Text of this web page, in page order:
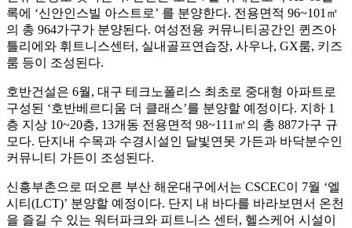
록에 ‘신안인스빌 아스트로’ 를 분양한다. 전용면적 96~101㎡
의 총 964가구가 분양된다. 여성전용 커뮤니티공간인 퀸즈아
틀리에와 휘트니스센터, 실내골프연습장, 사우나, GX룸, 키즈
룸 등이 조성된다.
호반건설은 6월, 대구 테크노폴리스 최초로 중대형 아파트로
구성된 ‘호반베르디움 더 클래스’를 분양할 예정이다. 지하 1
층 지상 10~20층, 13개동 전용면적 98~111㎡의 총 887가구 규
모다. 단지내 수목과 수경시설인 달빛연못 가든과 바닥분수인
커뮤니티 가든이 조성된다.
신흥부촌으로 떠오른 부산 해운대구에서는 CSCEC이 7월 ‘엘
시티(LCT)’ 분양할 예정이다. 단지 내 바다를 바라보면서 온천
을 즐길 수 있는 워터파크와 피트니스 센터, 헬스케어 시설이